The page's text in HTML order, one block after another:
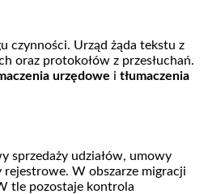
czynności. Urząd żąda tekstu z
oraz protokołów z przesłuchań.
urzędowe i tłumaczenia
sprzedaży udziałów, umowy
W obszarze migracji
tle pozostaje kontrola